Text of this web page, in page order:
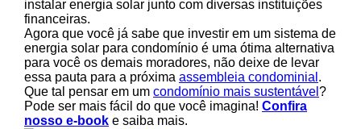
instalar energia solar junto com diversas instituições
financeiras.
Agora que você já sabe que investir em um sistema de
energia solar para condomínio é uma ótima alternativa
para você os demais moradores, não deixe de levar
essa pauta para a próxima assembleia condominial .
Que tal pensar em um condomínio mais sustentável ?
Pode ser mais fácil do que você imagina! Confira
nosso e-book e saiba mais.